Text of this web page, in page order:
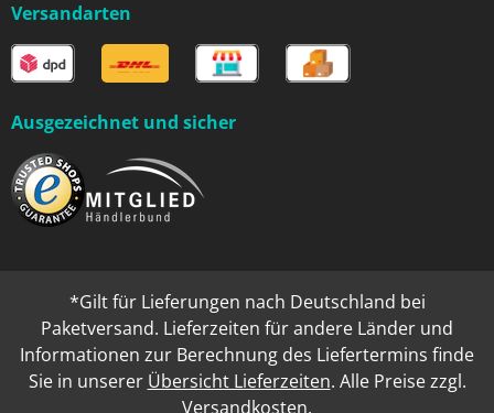
Versandarten
Ausgezeichnet und sicher
*Gilt für Lieferungen nach Deutschland bei
Paketversand. Lieferzeiten für andere Länder und
Informationen zur Berechnung des Liefertermins finde
Sie in unserer Übersicht Lieferzeiten. Alle Preise zzgl.
Versandkosten.